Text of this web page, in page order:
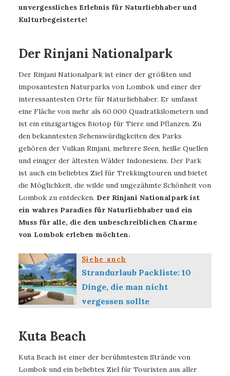
unvergessliches Erlebnis für Naturliebhaber und
Kulturbegeisterte!
Der Rinjani Nationalpark
Der Rinjani Nationalpark ist einer der größten und
imposantesten Naturparks von Lombok und einer der
interessantesten Orte für Naturliebhaber. Er umfasst
eine Fläche von mehr als 60.000 Quadratkilometern und
ist ein einzigartiges Biotop für Tiere und Pflanzen. Zu
den bekanntesten Sehenswürdigkeiten des Parks
gehören der Vulkan Rinjani, mehrere Seen, heiße Quellen
und einiger der ältesten Wälder Indonesiens. Der Park
ist auch ein beliebtes Ziel für Trekkingtouren und bietet
die Möglichkeit, die wilde und ungezähmte Schönheit von
Lombok zu entdecken. Der Rinjani Nationalpark ist
ein wahres Paradies für Naturliebhaber und ein
Muss für alle, die den unbeschreiblichen Charme
von Lombok erleben möchten.
Siehe auch
Strandurlaub Packliste: 10
Dinge, die man nicht
vergessen sollte
Kuta Beach
Kuta Beach ist einer der berühmtesten Strände von
Lombok und ein beliebtes Ziel für Touristen aus aller